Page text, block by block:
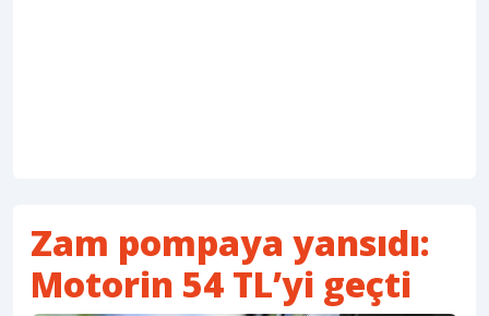
Zam pompaya yansıdı:
Motorin 54 TL’yi geçti